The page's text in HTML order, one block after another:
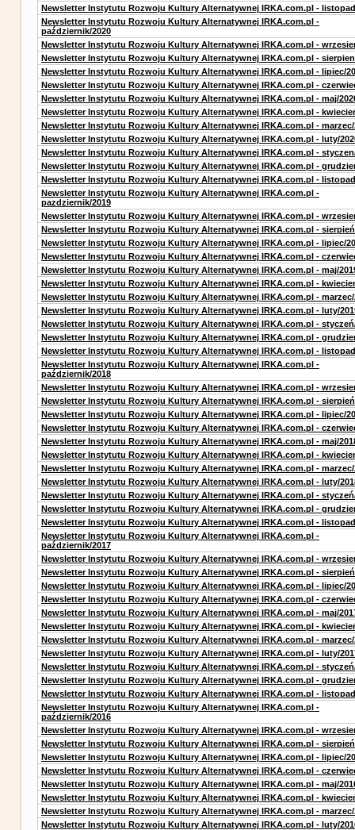
Newsletter Instytutu Rozwoju Kultury Alternatywnej IRKA.com.pl -
Newsletter Instytutu Rozwoju Kultury Alternatywnej IRKA.com.pl -
październik/2020
Newsletter Instytutu Rozwoju Kultury Alternatywnej IRKA.com.pl -
Newsletter Instytutu Rozwoju Kultury Alternatywnej IRKA.com.pl -
Newsletter Instytutu Rozwoju Kultury Alternatywnej IRKA.com.pl - lipiec/
Newsletter Instytutu Rozwoju Kultury Alternatywnej IRKA.com.pl -
Newsletter Instytutu Rozwoju Kultury Alternatywnej IRKA.com.pl - maj/
Newsletter Instytutu Rozwoju Kultury Alternatywnej IRKA.com.pl -
Newsletter Instytutu Rozwoju Kultury Alternatywnej IRKA.com.pl - marzec/
Newsletter Instytutu Rozwoju Kultury Alternatywnej IRKA.com.pl - luty/
Newsletter Instytutu Rozwoju Kultury Alternatywnej IRKA.com.pl -
Newsletter Instytutu Rozwoju Kultury Alternatywnej IRKA.com.pl -
Newsletter Instytutu Rozwoju Kultury Alternatywnej IRKA.com.pl -
Newsletter Instytutu Rozwoju Kultury Alternatywnej IRKA.com.pl -
pazdziernik/2019
Newsletter Instytutu Rozwoju Kultury Alternatywnej IRKA.com.pl -
Newsletter Instytutu Rozwoju Kultury Alternatywnej IRKA.com.pl -
Newsletter Instytutu Rozwoju Kultury Alternatywnej IRKA.com.pl - lipiec/
Newsletter Instytutu Rozwoju Kultury Alternatywnej IRKA.com.pl -
Newsletter Instytutu Rozwoju Kultury Alternatywnej IRKA.com.pl - maj/
Newsletter Instytutu Rozwoju Kultury Alternatywnej IRKA.com.pl -
Newsletter Instytutu Rozwoju Kultury Alternatywnej IRKA.com.pl - marzec/
Newsletter Instytutu Rozwoju Kultury Alternatywnej IRKA.com.pl - luty/
Newsletter Instytutu Rozwoju Kultury Alternatywnej IRKA.com.pl -
Newsletter Instytutu Rozwoju Kultury Alternatywnej IRKA.com.pl -
Newsletter Instytutu Rozwoju Kultury Alternatywnej IRKA.com.pl -
Newsletter Instytutu Rozwoju Kultury Alternatywnej IRKA.com.pl -
październik/2018
Newsletter Instytutu Rozwoju Kultury Alternatywnej IRKA.com.pl -
Newsletter Instytutu Rozwoju Kultury Alternatywnej IRKA.com.pl -
Newsletter Instytutu Rozwoju Kultury Alternatywnej IRKA.com.pl - lipiec/
Newsletter Instytutu Rozwoju Kultury Alternatywnej IRKA.com.pl -
Newsletter Instytutu Rozwoju Kultury Alternatywnej IRKA.com.pl - maj/
Newsletter Instytutu Rozwoju Kultury Alternatywnej IRKA.com.pl -
Newsletter Instytutu Rozwoju Kultury Alternatywnej IRKA.com.pl - marzec/
Newsletter Instytutu Rozwoju Kultury Alternatywnej IRKA.com.pl - luty/
Newsletter Instytutu Rozwoju Kultury Alternatywnej IRKA.com.pl -
Newsletter Instytutu Rozwoju Kultury Alternatywnej IRKA.com.pl -
Newsletter Instytutu Rozwoju Kultury Alternatywnej IRKA.com.pl -
Newsletter Instytutu Rozwoju Kultury Alternatywnej IRKA.com.pl -
październik/2017
Newsletter Instytutu Rozwoju Kultury Alternatywnej IRKA.com.pl -
Newsletter Instytutu Rozwoju Kultury Alternatywnej IRKA.com.pl -
Newsletter Instytutu Rozwoju Kultury Alternatywnej IRKA.com.pl - lipiec/
Newsletter Instytutu Rozwoju Kultury Alternatywnej IRKA.com.pl -
Newsletter Instytutu Rozwoju Kultury Alternatywnej IRKA.com.pl - maj/
Newsletter Instytutu Rozwoju Kultury Alternatywnej IRKA.com.pl -
Newsletter Instytutu Rozwoju Kultury Alternatywnej IRKA.com.pl - marzec/
Newsletter Instytutu Rozwoju Kultury Alternatywnej IRKA.com.pl - luty/
Newsletter Instytutu Rozwoju Kultury Alternatywnej IRKA.com.pl -
Newsletter Instytutu Rozwoju Kultury Alternatywnej IRKA.com.pl -
Newsletter Instytutu Rozwoju Kultury Alternatywnej IRKA.com.pl -
Newsletter Instytutu Rozwoju Kultury Alternatywnej IRKA.com.pl -
październik/2016
Newsletter Instytutu Rozwoju Kultury Alternatywnej IRKA.com.pl -
Newsletter Instytutu Rozwoju Kultury Alternatywnej IRKA.com.pl -
Newsletter Instytutu Rozwoju Kultury Alternatywnej IRKA.com.pl - lipiec/
Newsletter Instytutu Rozwoju Kultury Alternatywnej IRKA.com.pl -
Newsletter Instytutu Rozwoju Kultury Alternatywnej IRKA.com.pl - maj/
Newsletter Instytutu Rozwoju Kultury Alternatywnej IRKA.com.pl -
Newsletter Instytutu Rozwoju Kultury Alternatywnej IRKA.com.pl - marzec/
Newsletter Instytutu Rozwoju Kultury Alternatywnej IRKA.com.pl - luty/